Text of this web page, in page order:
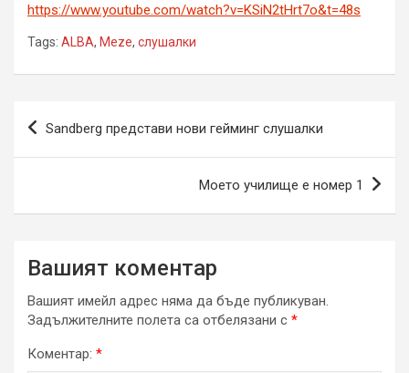
https://www.youtube.com/watch?v=KSiN2tHrt7o&t=48s
Tags: ALBA, Meze, слушалки
Навигация
Sandberg представи нови гейминг слушалки
Моето училище е номер 1
Вашият коментар
Вашият имейл адрес няма да бъде публикуван.
Задължителните полета са отбелязани с *
Коментар: *